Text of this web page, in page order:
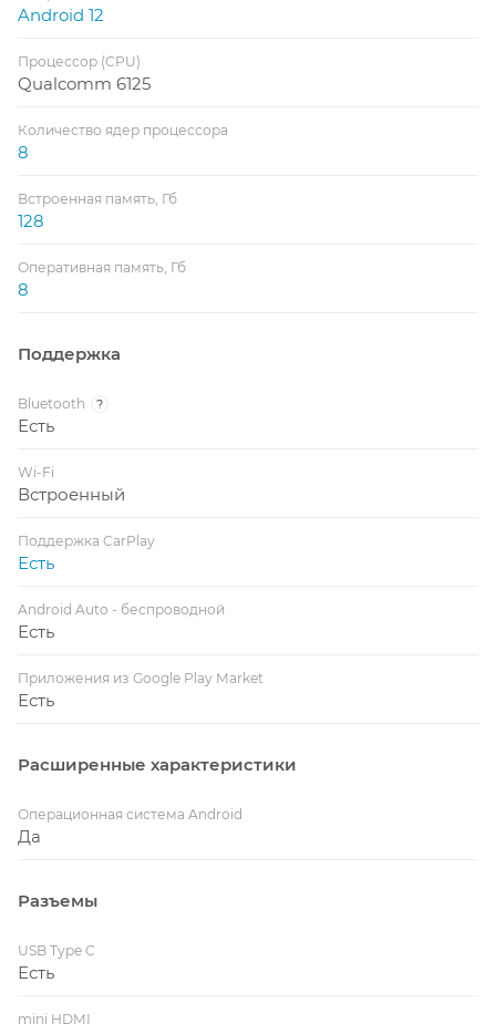
Android 12
Процессор (CPU)
Qualcomm 6125
Количество ядер процессора
8
Встроенная память, Гб
128
Оперативная память, Гб
8
Поддержка
Bluetooth ?
Есть
Wi-Fi
Встроенный
Поддержка CarPlay
Есть
Android Auto - беспроводной
Есть
Приложения из Google Play Market
Есть
Расширенные характеристики
Операционная система Android
Да
Разъемы
USB Type C
Есть
mini HDMI